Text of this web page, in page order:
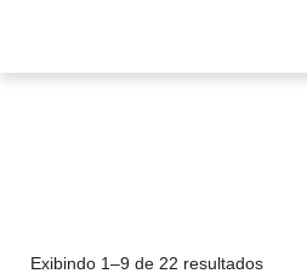
Exibindo 1–9 de 22 resultados